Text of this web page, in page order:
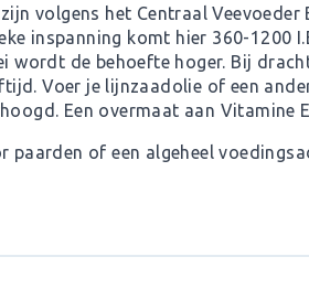
volgens het Centraal Veevoeder
inspanning komt hier 360-1200
de behoefte hoger. Bij
Voer je lijnzaadolie of een
Een overmaat aan Vitamine
of een algeheel